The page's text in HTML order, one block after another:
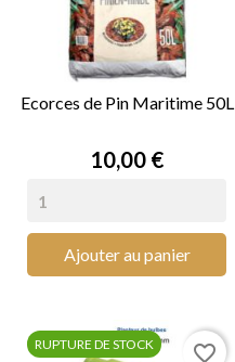
Ecorces de Pin Maritime 50L
Prix
10,00 €
Ajouter au panier
RUPTURE DE STOCK favorite_border